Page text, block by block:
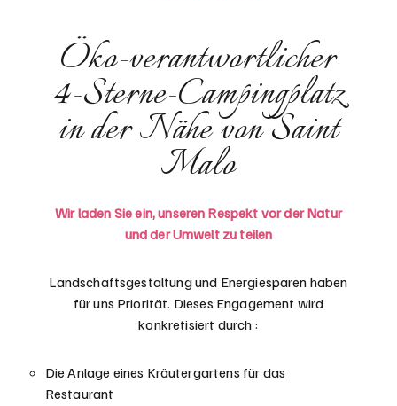
Öko-verantwortlicher
4-Sterne-Campingplatz
in der Nähe von Saint
Malo
Wir laden Sie ein, unseren Respekt vor der Natur
und der Umwelt zu teilen
Landschaftsgestaltung und Energiesparen haben
für uns Priorität. Dieses Engagement wird
konkretisiert durch :
Die Anlage eines Kräutergartens für das
Restaurant